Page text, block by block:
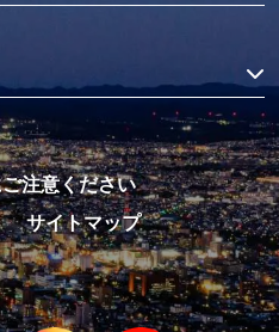
注意ください
サイトマップ